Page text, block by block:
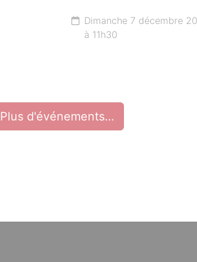
Dimanche 7 décembre
à 11h30
Plus d'événements…